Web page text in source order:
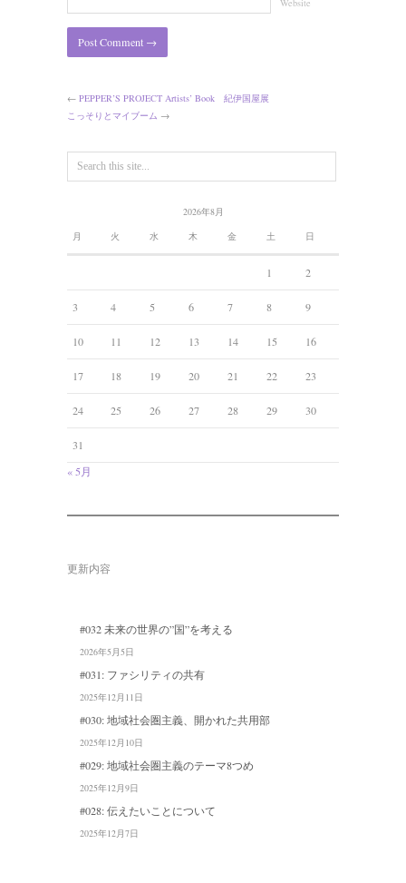
Website
← PEPPER’S PROJECT Artists’ Book 紀伊国屋展
こっそりとマイブーム →
2026年8月
月 火 水 木 金 土 日
1 2
3 4 5 6 7 8 9
10 11 12 13 14 15 16
17 18 19 20 21 22 23
24 25 26 27 28 29 30
31
« 5月
更新内容
#032 未来の世界の”国”を考える
2026年5月5日
#031: ファシリティの共有
2025年12月11日
#030: 地域社会圏主義、開かれた共用部
2025年12月10日
#029: 地域社会圏主義のテーマ8つめ
2025年12月9日
#028: 伝えたいことについて
2025年12月7日